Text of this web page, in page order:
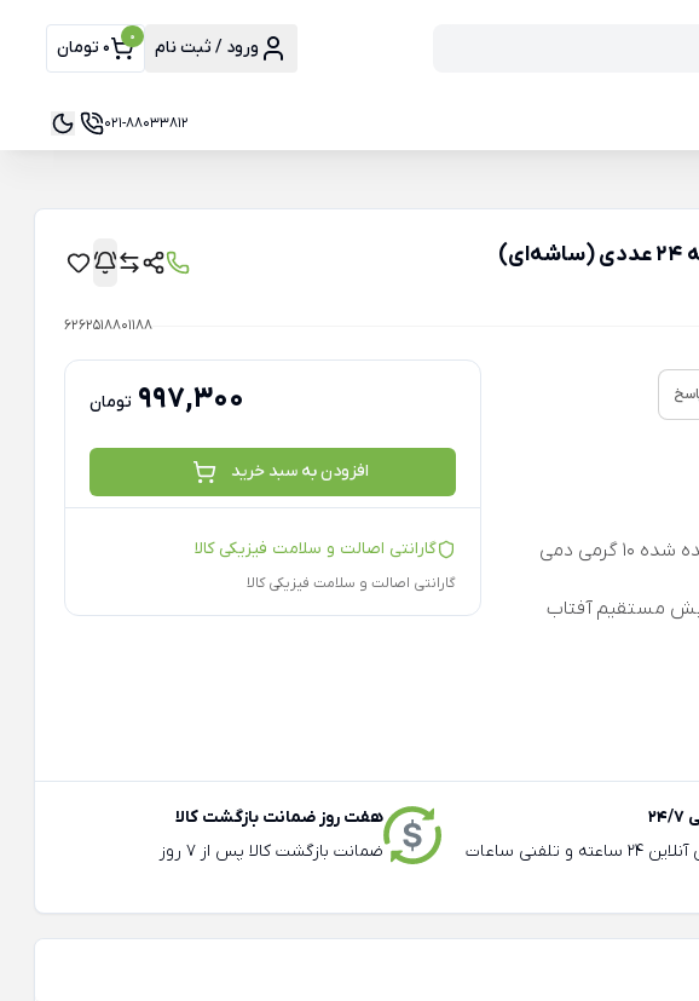
ورود / ثبت نام 0 0 تومان
021-88033812
6262518801188
محتویات: 24 عددی کیسه قهوه بوداده و ساییده شده 10 گرمی دمی
مستقیم آفتاب
997,300 تومان
افزودن به سبد خرید
گارانتی اصالت و سلامت فیزیکی کالا
گارانتی اصالت و سلامت فیزیکی کالا
7
پشتیبانی آنلاین 24 ساعته و تلفنی ساعات
هفت روز ضمانت بازگشت کالا
ضمانت بازگشت کالا پس از 7 روز